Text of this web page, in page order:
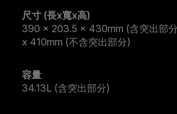
尺寸 (長x寬x高)
390 x 203.5 x 430mm (含突出部
x 410mm (不含突出部分)
容量
34.13L (含突出部分)